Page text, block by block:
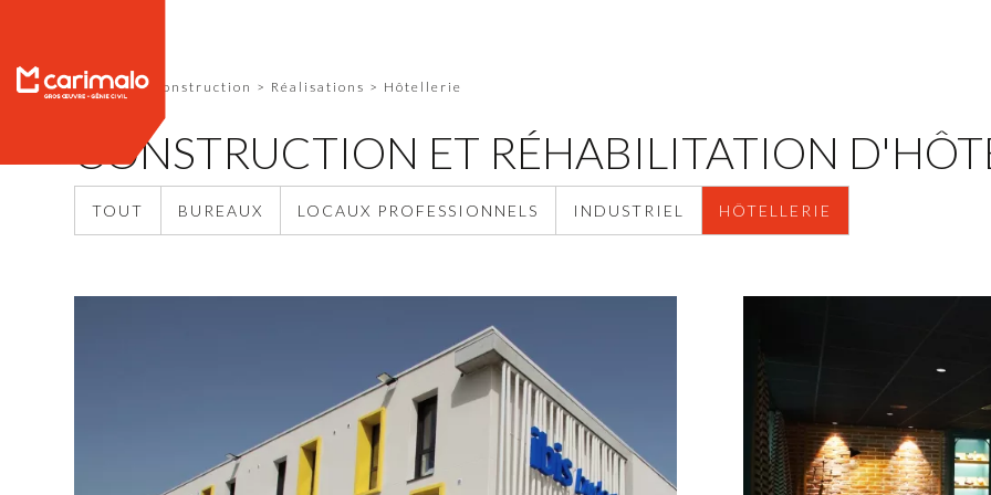
Carimalo Construction > Réalisations > Hôtellerie
CONSTRUCTION ET RÉHABILITATION
TOUT BUREAUX LOCAUX PROFESSIONNELS INDUSTRIEL HÔTELLERIE